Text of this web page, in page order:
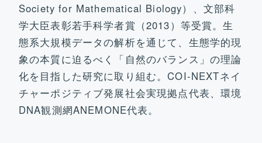
Society for Mathematical Biology）、文部科
学大臣表彰若手科学者賞（2013）等受賞。生
態系大規模データの解析を通じて、生態学的現
象の本質に迫るべく「自然のバランス」の理論
化を目指した研究に取り組む。COI-NEXTネイ
チャーポジティブ発展社会実現拠点代表、環境
DNA観測網ANEMONE代表。